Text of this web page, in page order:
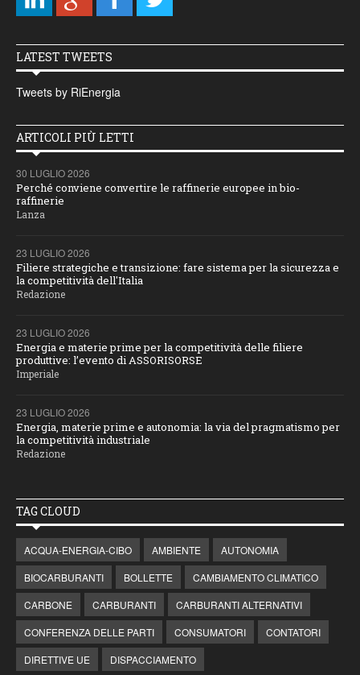
LATEST TWEETS
Tweets by RiEnergia
ARTICOLI PIÙ LETTI
30 LUGLIO 2026
Perché conviene convertire le raffinerie europee in bio-
raffinerie
Lanza
23 LUGLIO 2026
Filiere strategiche e transizione: fare sistema per la sicurezza e
la competitività dell'Italia
Redazione
23 LUGLIO 2026
Energia e materie prime per la competitività delle filiere
produttive: l’evento di ASSORISORSE
Imperiale
23 LUGLIO 2026
Energia, materie prime e autonomia: la via del pragmatismo per
la competitività industriale
Redazione
TAG CLOUD
ACQUA-ENERGIA-CIBO AMBIENTE
AUTONOMIA
BIOCARBURANTI
BOLLETTE
CAMBIAMENTO CLIMATICO
CARBONE
CARBURANTI
CARBURANTI ALTERNATIVI
CONFERENZA DELLE PARTI
CONSUMATORI
CONTATORI
DIRETTIVE UE
DISPACCIAMENTO